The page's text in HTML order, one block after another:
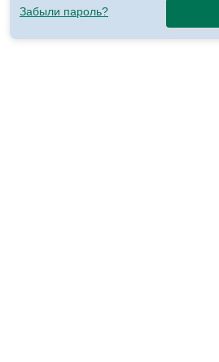
Забыли пароль?